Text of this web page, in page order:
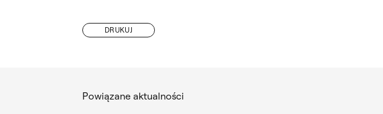
DRUKUJ
Powiązane aktualności